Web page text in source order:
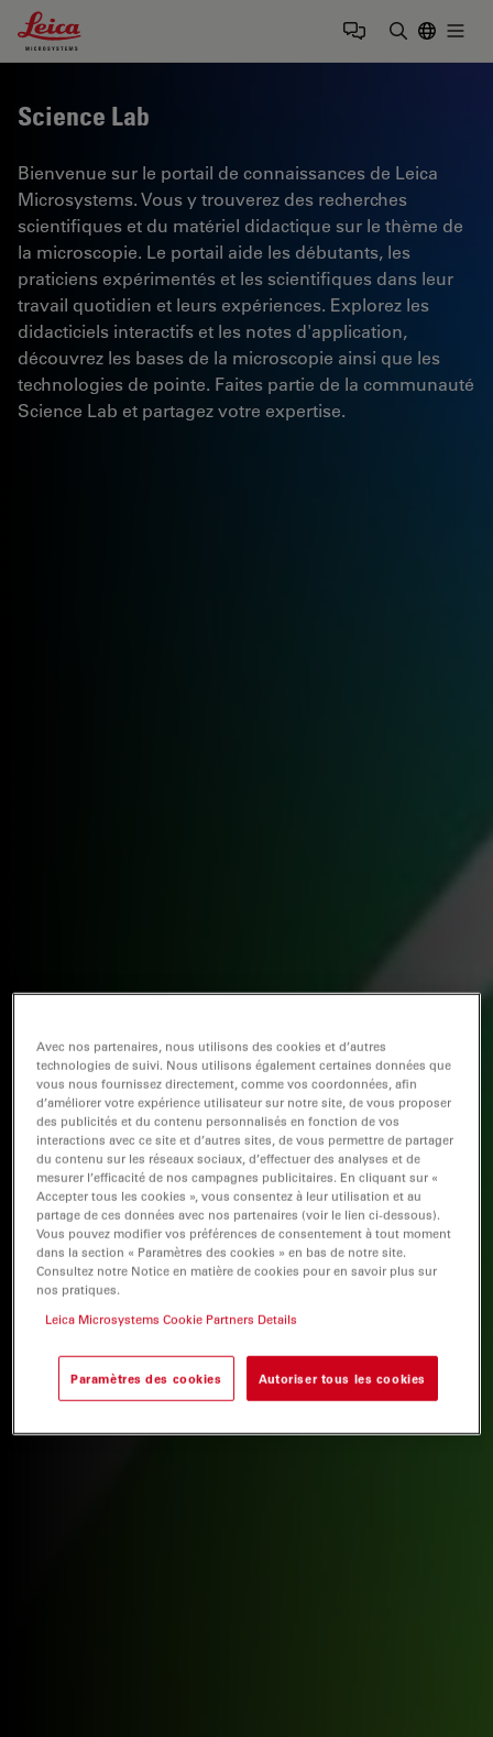
Leica Microsystems Logo
Science Lab
Bienvenue sur le portail de connaissances de Leica
Microsystems. Vous y trouverez des recherches
scientifiques et du matériel didactique sur le thème de
la microscopie. Le portail aide les débutants, les
praticiens expérimentés et les scientifiques dans leur
travail quotidien et leurs expériences. Explorez les
didacticiels interactifs et les notes d'application,
découvrez les bases de la microscopie ainsi que les
technologies de pointe. Faites partie de la communauté
Science Lab et partagez votre expertise.
Avec nos partenaires, nous utilisons des cookies et d’autres
technologies de suivi. Nous utilisons également certaines données que
vous nous fournissez directement, comme vos coordonnées, afin
d’améliorer votre expérience utilisateur sur notre site, de vous proposer
des publicités et du contenu personnalisés en fonction de vos
interactions avec ce site et d’autres sites, de vous permettre de partager
du contenu sur les réseaux sociaux, d’effectuer des analyses et de
mesurer l’efficacité de nos campagnes publicitaires. En cliquant sur «
Accepter tous les cookies », vous consentez à leur utilisation et au
partage de ces données avec nos partenaires (voir le lien ci-dessous).
Vous pouvez modifier vos préférences de consentement à tout moment
dans la section « Paramètres des cookies » en bas de notre site.
Consultez notre Notice en matière de cookies pour en savoir plus sur
nos pratiques.
Leica Microsystems Cookie Partners Details
Paramètres des cookies Autoriser tous les cookies